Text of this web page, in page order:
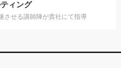
ィング
させる講師陣が貴社にて指導